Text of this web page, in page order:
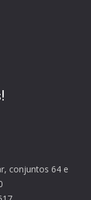
conjuntos 64 e